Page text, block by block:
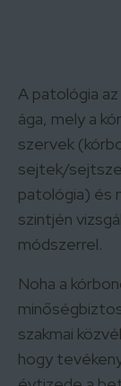
A patológia
ága, mely a
szervek
sejtek/
patológia) és
szintjén
módszerrel.
Noha a
szakmai
hogy